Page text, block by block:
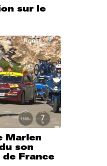
sur le
Marlen
son
France